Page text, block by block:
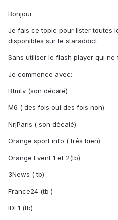
Bonjour
Je fais ce topic pour lister toutes
disponibles sur le staraddict
Sans utiliser le flash player qui
Je commence avec:
Bfmtv (son décalé)
M6 ( des fois oui des fois non)
NrjParis ( son décalé)
Orange sport info ( trés bien)
Orange Event 1 et 2(tb)
3News ( tb)
France24 (tb )
IDF1 (tb)